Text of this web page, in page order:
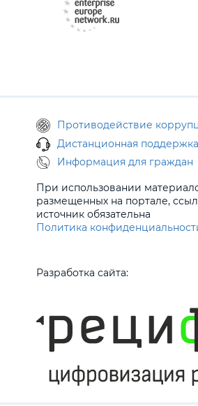
Противодействие
Дистанционная поддержка
Информация для граждан
При использовании
размещенных на портале,
источник обязательна
Политика
Разработка сайта: